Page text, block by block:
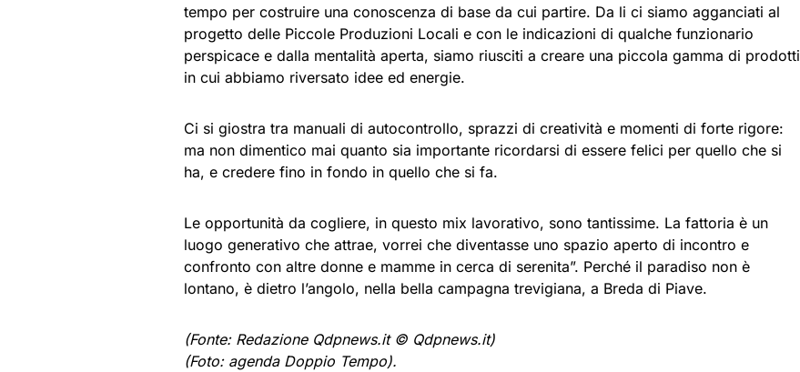
tempo per costruire una conoscenza di base da cui partire. Da li ci siamo agganciati al
progetto delle Piccole Produzioni Locali e con le indicazioni di qualche funzionario
perspicace e dalla mentalità aperta, siamo riusciti a creare una piccola gamma di prodotti
in cui abbiamo riversato idee ed energie.
Ci si giostra tra manuali di autocontrollo, sprazzi di creatività e momenti di forte rigore:
ma non dimentico mai quanto sia importante ricordarsi di essere felici per quello che si
ha, e credere fino in fondo in quello che si fa.
Le opportunità da cogliere, in questo mix lavorativo, sono tantissime. La fattoria è un
luogo generativo che attrae, vorrei che diventasse uno spazio aperto di incontro e
confronto con altre donne e mamme in cerca di serenita”. Perché il paradiso non è
lontano, è dietro l’angolo, nella bella campagna trevigiana, a Breda di Piave.
(Fonte: Redazione Qdpnews.it © Qdpnews.it)
(Foto: agenda Doppio Tempo).